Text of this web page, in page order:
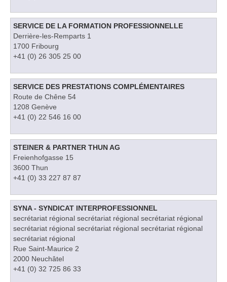
SERVICE DE LA FORMATION PROFESSIONNELLE
Derrière-les-Remparts 1
1700 Fribourg
+41 (0) 26 305 25 00
SERVICE DES PRESTATIONS COMPLÉMENTAIRES
Route de Chêne 54
1208 Genève
+41 (0) 22 546 16 00
STEINER & PARTNER THUN AG
Freienhofgasse 15
3600 Thun
+41 (0) 33 227 87 87
SYNA - SYNDICAT INTERPROFESSIONNEL
secrétariat régional secrétariat régional secrétariat régional
secrétariat régional secrétariat régional secrétariat régional
secrétariat régional
Rue Saint-Maurice 2
2000 Neuchâtel
+41 (0) 32 725 86 33